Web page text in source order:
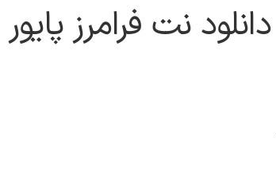
دانلود نت فرامرز پایور